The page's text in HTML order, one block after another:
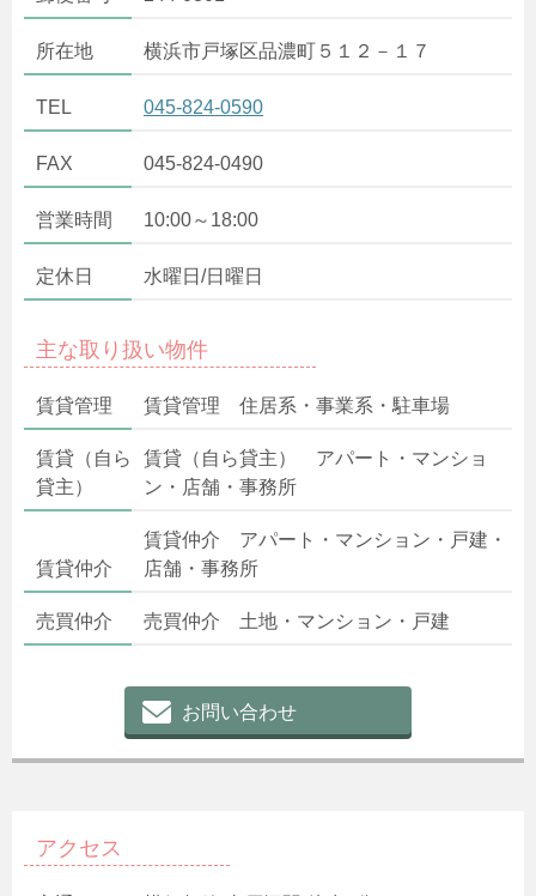
所在地 横浜市戸塚区品濃町５１２－１７
TEL 045-824-0590
FAX 045-824-0490
営業時間 10:00～18:00
定休日 水曜日/日曜日
主な取り扱い物件
賃貸管理 賃貸管理 住居系・事業系・駐車場
賃貸（自ら
貸主）
賃貸（自ら貸主） アパート・マンショ
ン・店舗・事務所
賃貸仲介
賃貸仲介 アパート・マンション・戸建・
店舗・事務所
売買仲介 売買仲介 土地・マンション・戸建
お問い合わせ
アクセス